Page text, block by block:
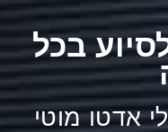
בכל
אדטו מוטי